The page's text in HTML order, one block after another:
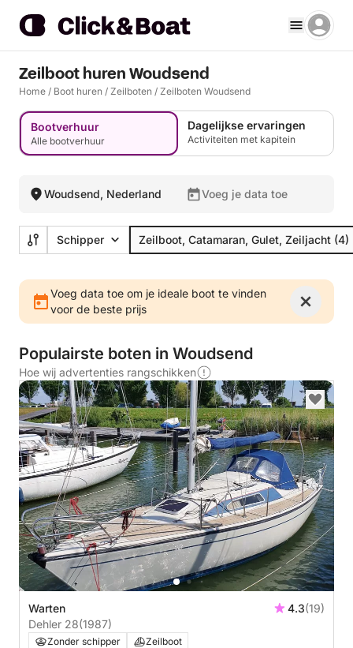
Zeilboot huren Woudsend
Home / Boot huren / Zeilboten / Zeilboten Woudsend
Bootverhuur
Alle bootverhuur
Dagelijkse ervaringen
Activiteiten met kapitein
Woudsend, Nederland Voeg je data toe
Schipper Zeilboot, Catamaran, Gulet, Zeiljacht (4)
Voeg data toe om je ideale boot te vinden
voor de beste prijs
Populairste boten in Woudsend
Hoe wij advertenties rangschikken
Warten 4.3(19)
Dehler 28(1987)
Zonder schipper
Zeilboot